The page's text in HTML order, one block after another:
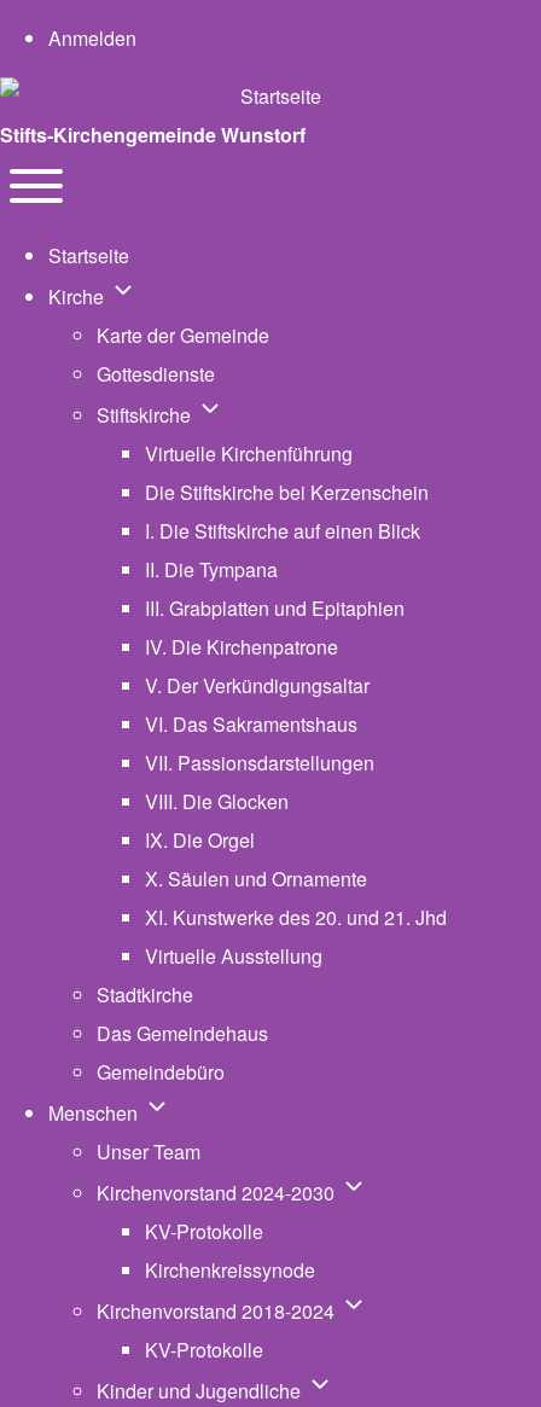
User account menu
Anmelden
Stifts-Kirchengemeinde Wunstorf
Navigation
Startseite
Kirche Unternavigation von Kirche
Karte der Gemeinde
Gottesdienste
Stiftskirche Unternavigation von Stiftskirche
Virtuelle Kirchenführung
Die Stiftskirche bei Kerzenschein
I. Die Stiftskirche auf einen Blick
II. Die Tympana
III. Grabplatten und Epitaphien
IV. Die Kirchenpatrone
V. Der Verkündigungsaltar
VI. Das Sakramentshaus
VII. Passionsdarstellungen
VIII. Die Glocken
IX. Die Orgel
X. Säulen und Ornamente
XI. Kunstwerke des 20. und 21. Jhd
Virtuelle Ausstellung
Stadtkirche
Das Gemeindehaus
Gemeindebüro
Menschen Unternavigation von Menschen
Unser Team
Kirchenvorstand 2024-2030 Unternavigation von
KV-Protokolle
Kirchenkreissynode
Kirchenvorstand 2018-2024 Unternavigation von
KV-Protokolle
Kinder und Jugendliche Unternavigation von